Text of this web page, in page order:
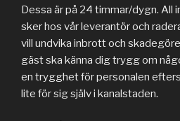
Dessa är på 24 timmar/dygn. All
sker hos vår leverantör och
vill undvika inbrott och
gäst ska känna dig trygg om
en trygghet för personalen
lite för sig själv i kanalstaden.